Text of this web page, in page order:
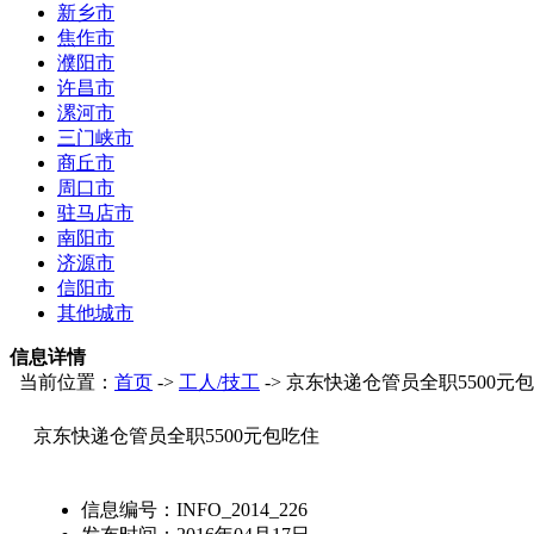
新乡市
焦作市
濮阳市
许昌市
漯河市
三门峡市
商丘市
周口市
驻马店市
南阳市
济源市
信阳市
其他城市
信息详情
当前位置： 首页 -> 工人/技工 -> 京东快递仓管员全职5500元
京东快递仓管员全职5500元包吃住
信息编号： INFO_2014_226